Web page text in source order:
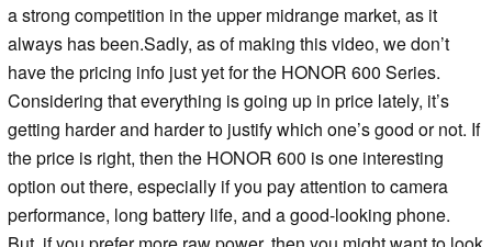
a strong competition in the upper midrange market, as it
always has been.Sadly, as of making this video, we don’t
have the pricing info just yet for the HONOR 600 Series.
Considering that everything is going up in price lately, it’s
getting harder and harder to justify which one’s good or not. If
the price is right, then the HONOR 600 is one interesting
option out there, especially if you pay attention to camera
performance, long battery life, and a good-looking phone.